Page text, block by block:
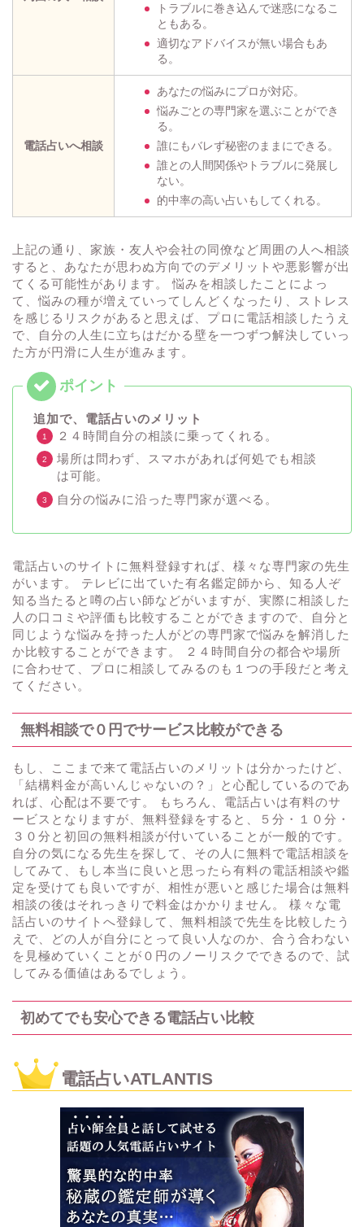
トラブルに巻き込んで迷惑になるこ
ともある。
適切なアドバイスが無い場合もあ
る。
電話占いへ相談
あなたの悩みにプロが対応。
悩みごとの専門家を選ぶことができ
る。
誰にもバレず秘密のままにできる。
誰との人間関係やトラブルに発展し
ない。
的中率の高い占いもしてくれる。
上記の通り、家族・友人や会社の同僚など周囲の人へ相談
すると、あなたが思わぬ方向でのデメリットや悪影響が出
てくる可能性があります。 悩みを相談したことによっ
て、悩みの種が増えていってしんどくなったり、ストレス
を感じるリスクがあると思えば、プロに電話相談したうえ
で、自分の人生に立ちはだかる壁を一つずつ解決していっ
た方が円滑に人生が進みます。
追加で、電話占いのメリット
２４時間自分の相談に乗ってくれる。
場所は問わず、スマホがあれば何処でも相談
は可能。
自分の悩みに沿った専門家が選べる。
電話占いのサイトに無料登録すれば、様々な専門家の先生
がいます。 テレビに出ていた有名鑑定師から、知る人ぞ
知る当たると噂の占い師などがいますが、実際に相談した
人の口コミや評価も比較することができますので、自分と
同じような悩みを持った人がどの専門家で悩みを解消した
か比較することができます。 ２４時間自分の都合や場所
に合わせて、プロに相談してみるのも１つの手段だと考え
てください。
無料相談で０円でサービス比較ができる
もし、ここまで来て電話占いのメリットは分かったけど、
「結構料金が高いんじゃないの？」と心配しているのであ
れば、心配は不要です。 もちろん、電話占いは有料のサ
ービスとなりますが、無料登録をすると、５分・１０分・
３０分と初回の無料相談が付いていることが一般的です。
自分の気になる先生を探して、その人に無料で電話相談を
してみて、もし本当に良いと思ったら有料の電話相談や鑑
定を受けても良いですが、相性が悪いと感じた場合は無料
相談の後はそれっきりで料金はかかりません。 様々な電
話占いのサイトへ登録して、無料相談で先生を比較したう
えで、どの人が自分にとって良い人なのか、合う合わない
を見極めていくことが０円のノーリスクでできるので、試
してみる価値はあるでしょう。
初めてでも安心できる電話占い比較
電話占いATLANTIS